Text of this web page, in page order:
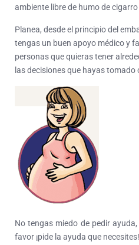
ambiente libre de humo de
Planea, desde el principio del
tengas un buen apoyo médico y
personas que quieras tener
las decisiones que hayas
No tengas miedo de pedir
favor ¡pide la ayuda que necesites!